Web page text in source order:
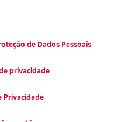
de Dados Pessoais
privacidade
Privacidade